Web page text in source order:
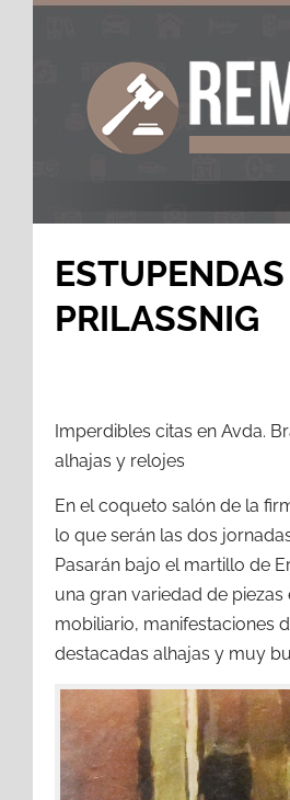
PRILASSNIG
Imperdibles citas en Avda.
alhajas y relojes
En el coqueto salón de la
lo que serán las dos
Pasarán bajo el martillo de
una gran variedad de
mobiliario, manifestaciones
destacadas alhajas y muy